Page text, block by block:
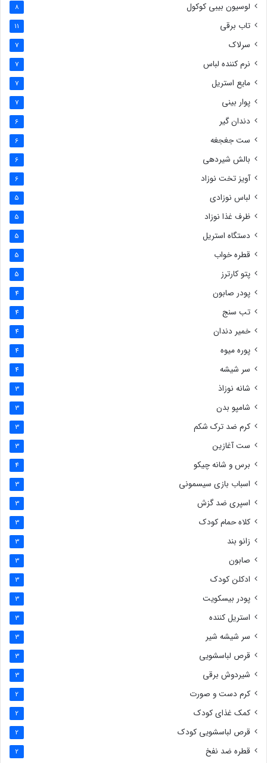
لوسیون بیبی کوکول 8
تاب برقی 11
سرلاک 7
نرم کننده لباس 7
مایع استریل 7
پوار بینی 7
دندان گیر 6
ست جغجغه 6
بالش شیردهی 6
آویز تخت نوزاد 6
لباس نوزادی 5
ظرف غذا نوزاد 5
دستگاه استریل 5
قطره خواب 5
پتو کارترز 5
پودر صابون 4
تب سنج 4
خمیر دندان 4
پوره میوه 4
سر شیشه 4
شانه نوزاذ 3
شامپو بدن 3
کرم ضد ترک شکم 3
ست آغازین 3
برس و شانه چیکو 4
اسباب بازی سیسمونی 3
اسپری ضد گزش 3
کلاه حمام کودک 3
زانو بند 3
صابون 3
ادکلن کودک 3
پودر بیسکویت 3
استریل کننده 3
سر شیشه شیر 3
قرص لباسشویی 3
شیردوش برقی 3
کرم دست و صورت 2
کمک غذای کودک 2
قرص لباسشویی کودک 2
قطره ضد نفخ 2